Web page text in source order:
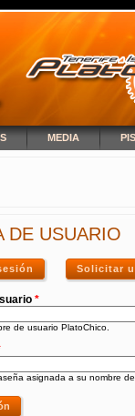
MEDIA
USTED
DE USUARIO
(solapa activa)
Solicitar
*
de usuario PlatoChico.
asignada a su nombre